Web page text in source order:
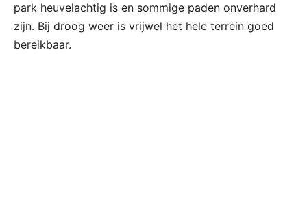
park heuvelachtig is en sommige paden onverhard
zijn. Bij droog weer is vrijwel het hele terrein goed
bereikbaar.